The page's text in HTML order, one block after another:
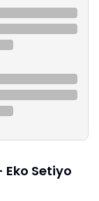
Setiyo